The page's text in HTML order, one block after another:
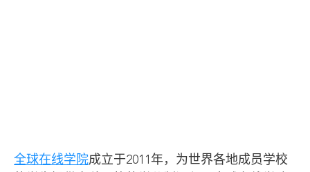
全球在线学院成立于2011年，为世界各地成员学校